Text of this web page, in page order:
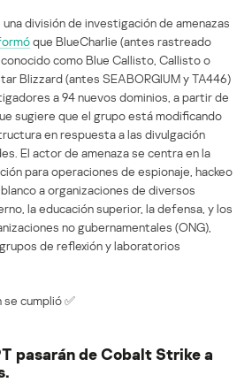
división de investigación de amenazas
que BlueCharlie (antes rastreado
como Blue Callisto, Callisto o
Blizzard (antes SEABORGIUM y TA446)
a 94 nuevos dominios, a partir de
sugiere que el grupo está modificando
en respuesta a las divulgación
El actor de amenaza se centra en la
para operaciones de espionaje, hackeo
a organizaciones de diversos
la educación superior, la defensa, y los
no gubernamentales (ONG),
de reflexión y laboratorios
cumplió ✅
pasarán de Cobalt Strike a